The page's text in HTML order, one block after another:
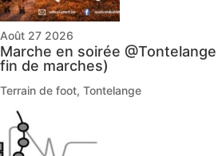
Août 27 2026
Marche en soirée
fin de marches)
Terrain de foot, Tontelange